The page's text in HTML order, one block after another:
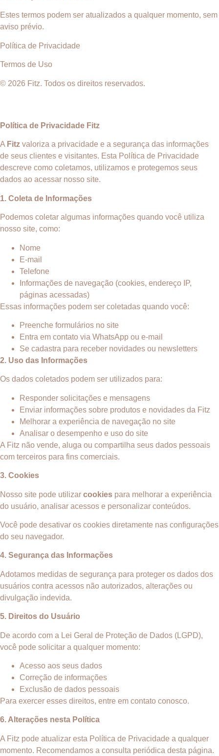
Estes termos podem ser atualizados a qualquer momento, sem
aviso prévio.
Política de Privacidade
Termos de Uso
© 2026 Fitz. Todos os direitos reservados.
Política de Privacidade Fitz
A Fitz valoriza a privacidade e a segurança das informações
de seus clientes e visitantes. Esta Política de Privacidade
descreve como coletamos, utilizamos e protegemos seus
dados ao acessar nosso site.
1. Coleta de Informações
Podemos coletar algumas informações quando você utiliza
nosso site, como:
Nome
E-mail
Telefone
Informações de navegação (cookies, endereço IP,
páginas acessadas)
Essas informações podem ser coletadas quando você:
Preenche formulários no site
Entra em contato via WhatsApp ou e-mail
Se cadastra para receber novidades ou newsletters
2. Uso das Informações
Os dados coletados podem ser utilizados para:
Responder solicitações e mensagens
Enviar informações sobre produtos e novidades da Fitz
Melhorar a experiência de navegação no site
Analisar o desempenho e uso do site
A Fitz não vende, aluga ou compartilha seus dados pessoais
com terceiros para fins comerciais.
3. Cookies
Nosso site pode utilizar cookies para melhorar a experiência
do usuário, analisar acessos e personalizar conteúdos.
Você pode desativar os cookies diretamente nas configurações
do seu navegador.
4. Segurança das Informações
Adotamos medidas de segurança para proteger os dados dos
usuários contra acessos não autorizados, alterações ou
divulgação indevida.
5. Direitos do Usuário
De acordo com a Lei Geral de Proteção de Dados (LGPD),
você pode solicitar a qualquer momento:
Acesso aos seus dados
Correção de informações
Exclusão de dados pessoais
Para exercer esses direitos, entre em contato conosco.
6. Alterações nesta Política
A Fitz pode atualizar esta Política de Privacidade a qualquer
momento. Recomendamos a consulta periódica desta página.